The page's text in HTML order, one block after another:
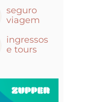
seguro
viagem
ingressos
e tours